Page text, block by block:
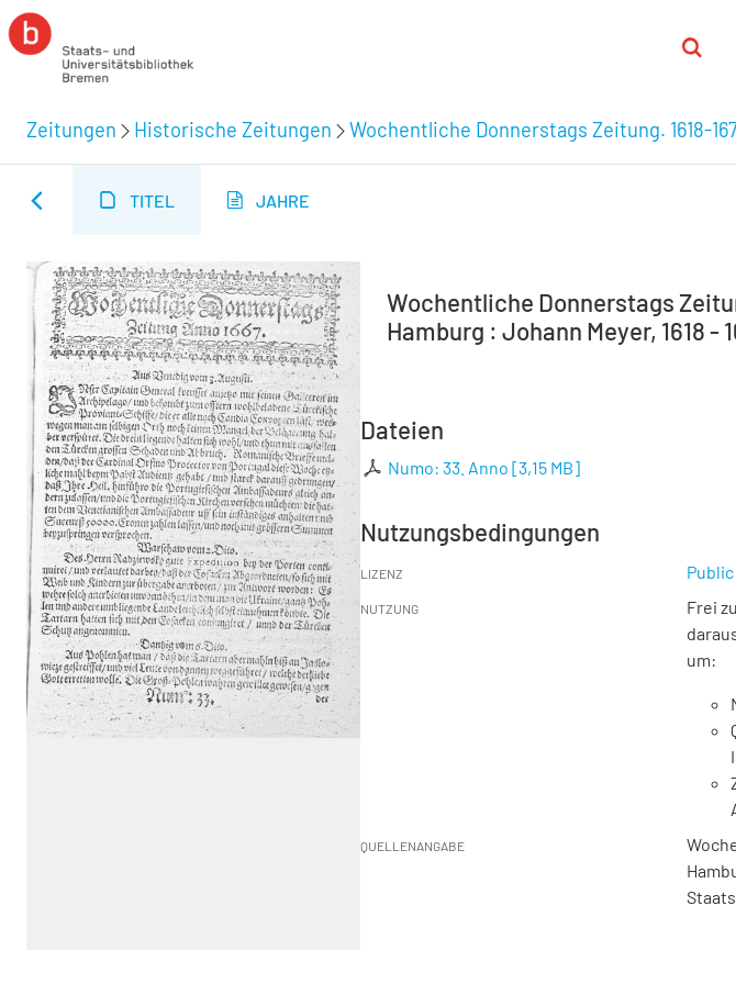
Zeitungen Historische Zeitungen Wochentliche Donnerstags Zeitung. 1618-
TITEL JAHRE
Wochentliche Donnerstags
Hamburg : Johann Meyer, 1618 -
Dateien
Numo: 33. Anno [3,15 MB]
Nutzungsbedingungen
LIZENZ Public
NUTZUNG
Frei
um:
QUELLENANGABE